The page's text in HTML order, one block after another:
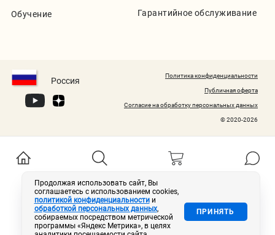
Обучение Гарантийное обслуживание
Россия
Политика конфиденциальности
Публичная оферта
Согласие на обработку персональных данных
© 2020-2026
Продолжая использовать сайт, Вы
соглашаетесь с использованием cookies,
политикой конфиденциальностии
обработкой персональных данных,
собираемых посредством метрической
программы «Яндекс Метрика», в целях
ПРИНЯТЬ